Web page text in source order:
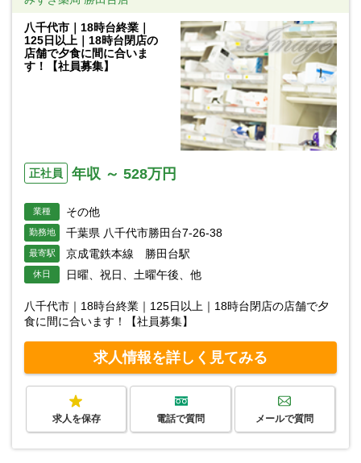
八千代市｜18時台終業｜
125日以上｜18時台閉店の
店舗で夕食に間に合いま
す！【社員募集】
正社員 年収 ～ 528万円
業種 その他
勤務地 千葉県 八千代市勝田台7-26-38
最寄駅 京成電鉄本線 勝田台駅
休日 日曜、祝日、土曜午後、他
八千代市｜18時台終業｜125日以上｜18時台閉店の店舗で夕
食に間に合います！【社員募集】
求人情報を詳しく見てみる
求人を保存 電話で質問 メールで質問